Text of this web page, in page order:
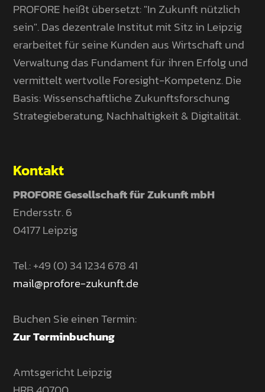
PROFORE heißt übersetzt: "In Zukunft nützlich
sein". Das dezentrale Institut mit Sitz in Leipzig
erarbeitet für seine Kunden aus Wirtschaft und
Verwaltung das Fundament für ihren Erfolg und
vermittelt wertvolle Foresight-Kompetenz. Die
Basis: Wissenschaftliche Zukunftsforschung
Strategieberatung, Nachhaltigkeit & Digitalität.
Kontakt
PROFORE Gesellschaft für Zukunft mbH
Endersstr. 6
04177 Leipzig
Tel.: +49 (0) 34 1234 678 41
mail@profore-zukunft.de
Buchen Sie einen Termin:
Zur Terminbuchung
Amtsgericht Leipzig